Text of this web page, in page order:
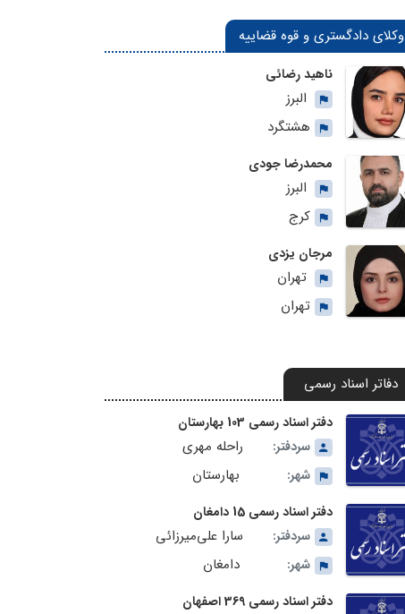
وکلای دادگستری و قوه قضاییه
ناهید رضائی
البرز
هشتگرد
محمدرضا جودی
البرز
کرج
مرجان یزدی
تهران
تهران
دفاتر اسناد رسمی
دفتر اسناد رسمی 103 بهارستان
سردفتر:
راحله مهری
شهر: بهارستان
دفتر اسناد رسمی 15 دامغان
سردفتر:
سارا علی‌میرزائی
شهر: دامغان
دفتر اسناد رسمی 369 اصفهان